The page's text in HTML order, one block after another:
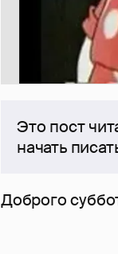
Это пост
начать
Доброго